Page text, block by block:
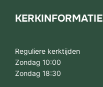
KERKINFORMATIE
Reguliere kerktijden
Zondag 10:00
Zondag 18:30